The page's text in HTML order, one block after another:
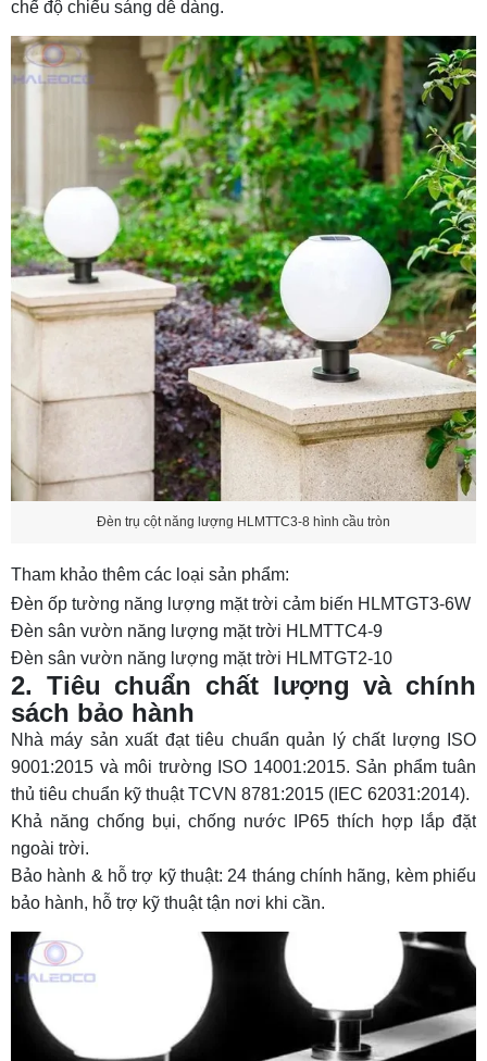
chế độ chiếu sáng dễ dàng.
Đèn trụ cột năng lượng HLMTTC3-8 hình cầu tròn
Tham khảo thêm các loại sản phẩm:
Đèn ốp tường năng lượng mặt trời cảm biến HLMTGT3-6W
Đèn sân vườn năng lượng mặt trời HLMTTC4-9
Đèn sân vườn năng lượng mặt trời HLMTGT2-10
2. Tiêu chuẩn chất lượng và chính
sách bảo hành
Nhà máy sản xuất đạt tiêu chuẩn quản lý chất lượng ISO
9001:2015 và môi trường ISO 14001:2015. Sản phẩm tuân
thủ tiêu chuẩn kỹ thuật TCVN 8781:2015 (IEC 62031:2014).
Khả năng chống bụi, chống nước IP65 thích hợp lắp đặt
ngoài trời.
Bảo hành & hỗ trợ kỹ thuật: 24 tháng chính hãng, kèm phiếu
bảo hành, hỗ trợ kỹ thuật tận nơi khi cần.